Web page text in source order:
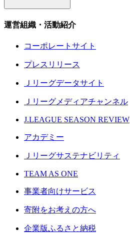
運営組織・活動紹介
コーポレートサイト
プレスリリース
Ｊリーグデータサイト
Ｊリーグメディアチャンネル
J.LEAGUE SEASON REVIEW
アカデミー
Ｊリーグサステナビリティ
TEAM AS ONE
事業者向けサービス
寄附をお考えの方へ
企業版ふるさと納税